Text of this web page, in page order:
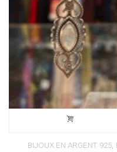
BIJOUX EN ARGENT 925,